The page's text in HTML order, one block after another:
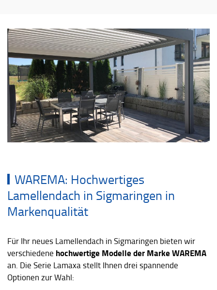
WAREMA: Hochwertiges
Lamellendach in Sigmaringen in
Markenqualität
Für Ihr neues Lamellendach in Sigmaringen bieten wir
verschiedene hochwertige Modelle der Marke WAREMA
an. Die Serie Lamaxa stellt Ihnen drei spannende
Optionen zur Wahl: